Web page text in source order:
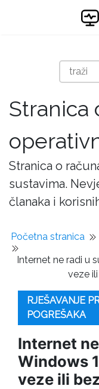
Stranica
Stranica o
sustavima.
članaka i
Početna stranica
Internet ne radi u
veze
RJEŠAVANJE
POGREŠAKA
Internet
Windows
veze ili